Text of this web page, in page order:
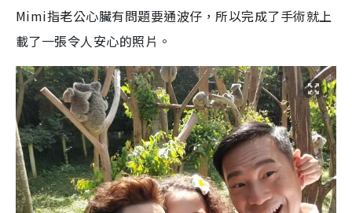
Mimi指老公心臟有問題要通波仔，所以完成了手術就上
載了一張令人安心的照片。